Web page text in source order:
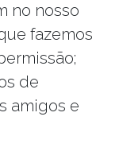
no nosso
fazemos
de
amigos e